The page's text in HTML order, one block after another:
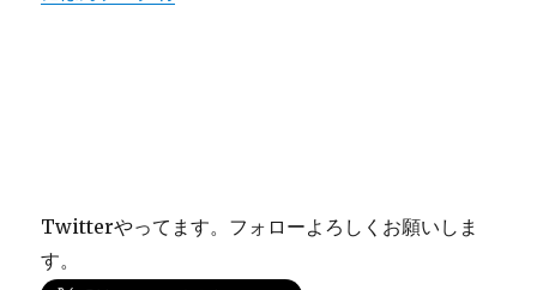
Twitterやってます。フォローよろしくお願いしま
す。